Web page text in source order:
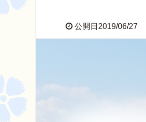
公開日2019/06/27